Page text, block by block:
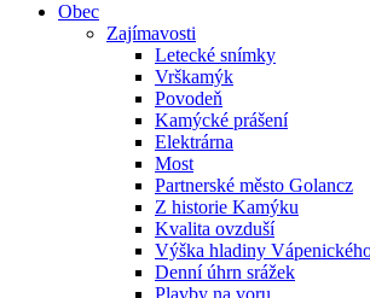
Obec
Zajímavosti
Letecké snímky
Vrškamýk
Povodeň
Kamýcké prášení
Elektrárna
Most
Partnerské město Golancz
Z historie Kamýku
Kvalita ovzduší
Výška hladiny
Denní úhrn srážek
Plavby na voru